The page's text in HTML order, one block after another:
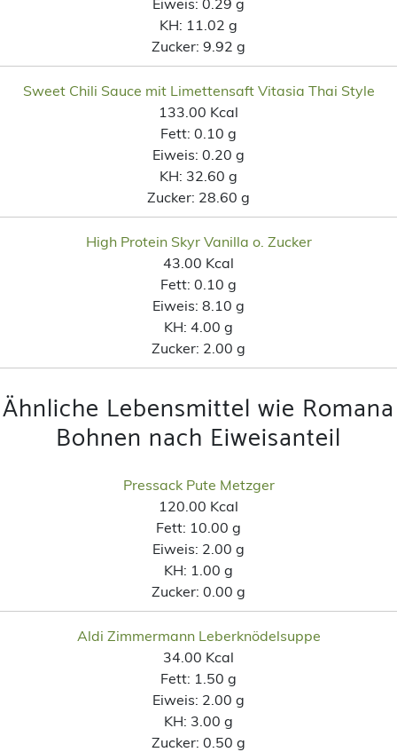
KH: 11.02 g
Zucker: 9.92 g
Sweet Chili Sauce mit Limettensaft Vitasia Thai Style
133.00 Kcal
Fett: 0.10 g
Eiweis: 0.20 g
KH: 32.60 g
Zucker: 28.60 g
High Protein Skyr Vanilla o. Zucker
43.00 Kcal
Fett: 0.10 g
Eiweis: 8.10 g
KH: 4.00 g
Zucker: 2.00 g
Ähnliche Lebensmittel wie Romana
Bohnen nach Eiweisanteil
Pressack Pute Metzger
120.00 Kcal
Fett: 10.00 g
Eiweis: 2.00 g
KH: 1.00 g
Zucker: 0.00 g
Aldi Zimmermann Leberknödelsuppe
34.00 Kcal
Fett: 1.50 g
Eiweis: 2.00 g
KH: 3.00 g
Zucker: 0.50 g